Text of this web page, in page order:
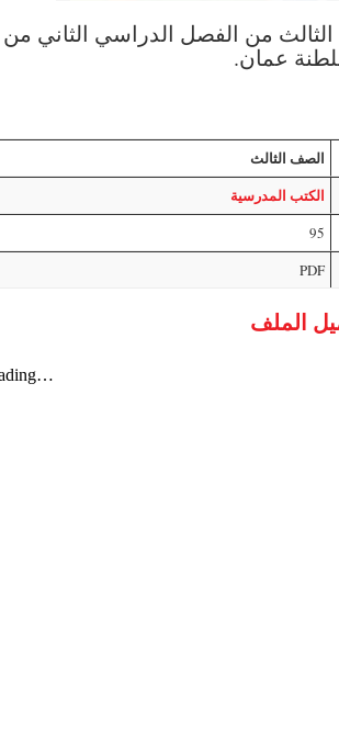
من الفصل الدراسي الثاني من
الصف الثالث
الكتب المدرسية
95
PDF
الملف